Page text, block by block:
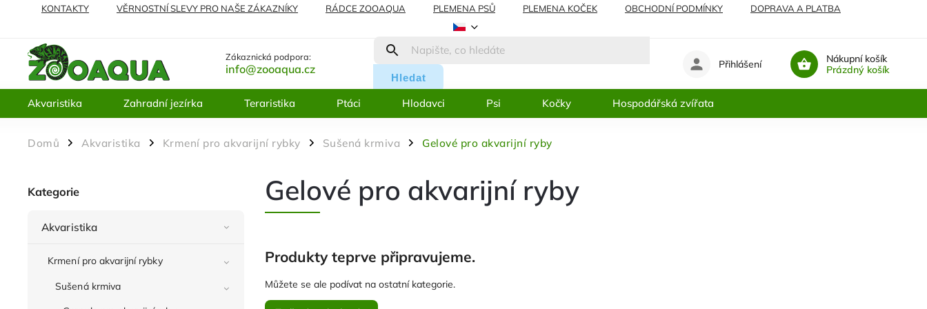
KONTAKTY VĚRNOSTNÍ SLEVY PRO NAŠE ZÁKAZNÍKY RÁDCE ZOOAQUA PLEMENA PSŮ PLEMENA KOČEK OBCHODNÍ PODMÍNKY
DOPRAVA A PLATBA
Zákaznická podpora:
info@zooaqua.cz
Hledat
Nákupní košík
Prázdný košík
Přihlášení
Akvaristika Zahradní jezírka Teraristika Ptáci Hlodavci Psi Kočky Hospodářská zvířata
Domů / Akvaristika / Krmení pro akvarijní rybky / Sušená krmiva / Gelové pro akvarijní ryby
Kategorie
Akvaristika
Krmení pro akvarijní rybky
Sušená krmiva
Gelové pro akvarijní ryby
Produkty teprve připravujeme.
Můžete se ale podívat na ostatní kategorie.